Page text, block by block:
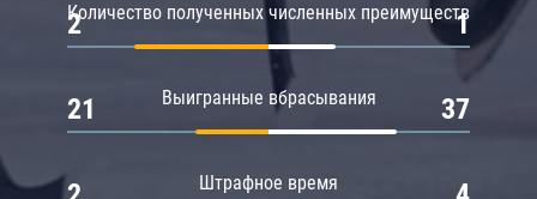
Количество полученных численных преимуществ
2 1
Выигранные вбрасывания
21 37
Штрафное время